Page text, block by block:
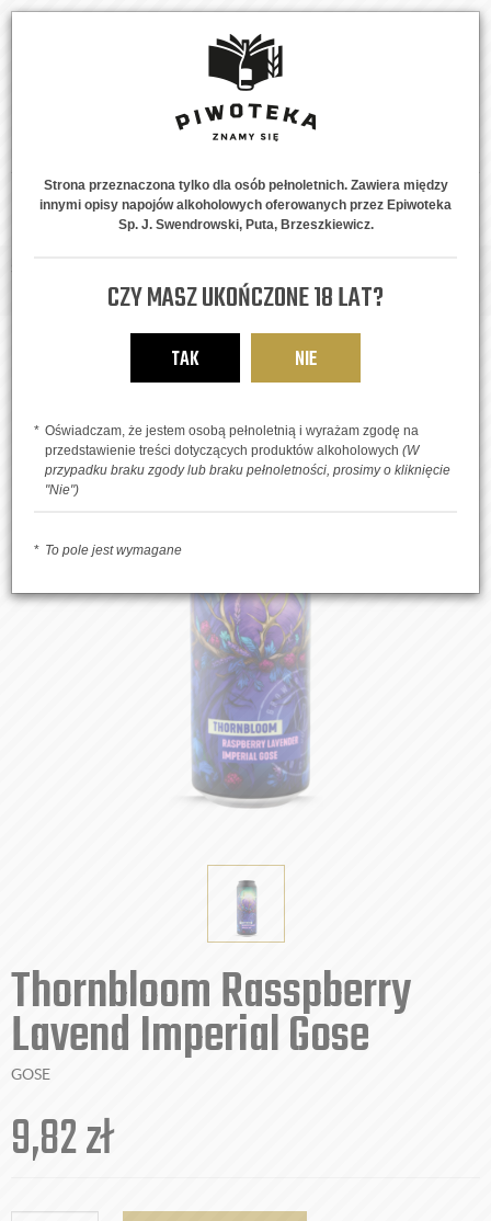
MENU 0
Thornbloom Rasspberry
Lavend Imperial Gose
GOSE
9,82zł
Strona przeznaczona tylko dla osób pełnoletnich. Zawiera między
innymi opisy napojów alkoholowych oferowanych przez Epiwoteka
Sp. J. Swendrowski, Puta, Brzeszkiewicz.
CZY MASZ UKOŃCZONE 18 LAT?
TAK NIE
Oświadczam, że jestem osobą pełnoletnią i wyrażam zgodę na
przedstawienie treści dotyczących produktów alkoholowych (W
przypadku braku zgody lub braku pełnoletności, prosimy o kliknięcie
"Nie")
To pole jest wymagane